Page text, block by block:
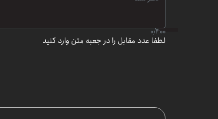
0/400
لطفا عدد مقابل را در جعبه متن وارد کنید